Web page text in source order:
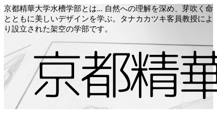
京都精華大学水槽学部とは... 自然への理解を深め、芽吹く命
とともに美しいデザインを学ぶ。タナカカツキ客員教授によ
り設立された架空の学部です。